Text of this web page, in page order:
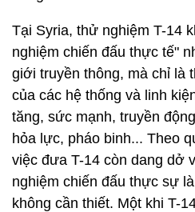
Tại Syria, thử nghiệm T-14
nghiệm chiến đấu thực tế"
giới truyền thông, mà chỉ là
của các hệ thống và linh
tăng, sức mạnh, truyền
hỏa lực, pháo binh... Theo
việc đưa T-14 còn dang dở
nghiệm chiến đấu thực sự
không cần thiết. Một khi T-